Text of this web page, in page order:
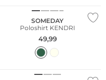
SOMEDAY
Poloshirt KENDRI
49,99